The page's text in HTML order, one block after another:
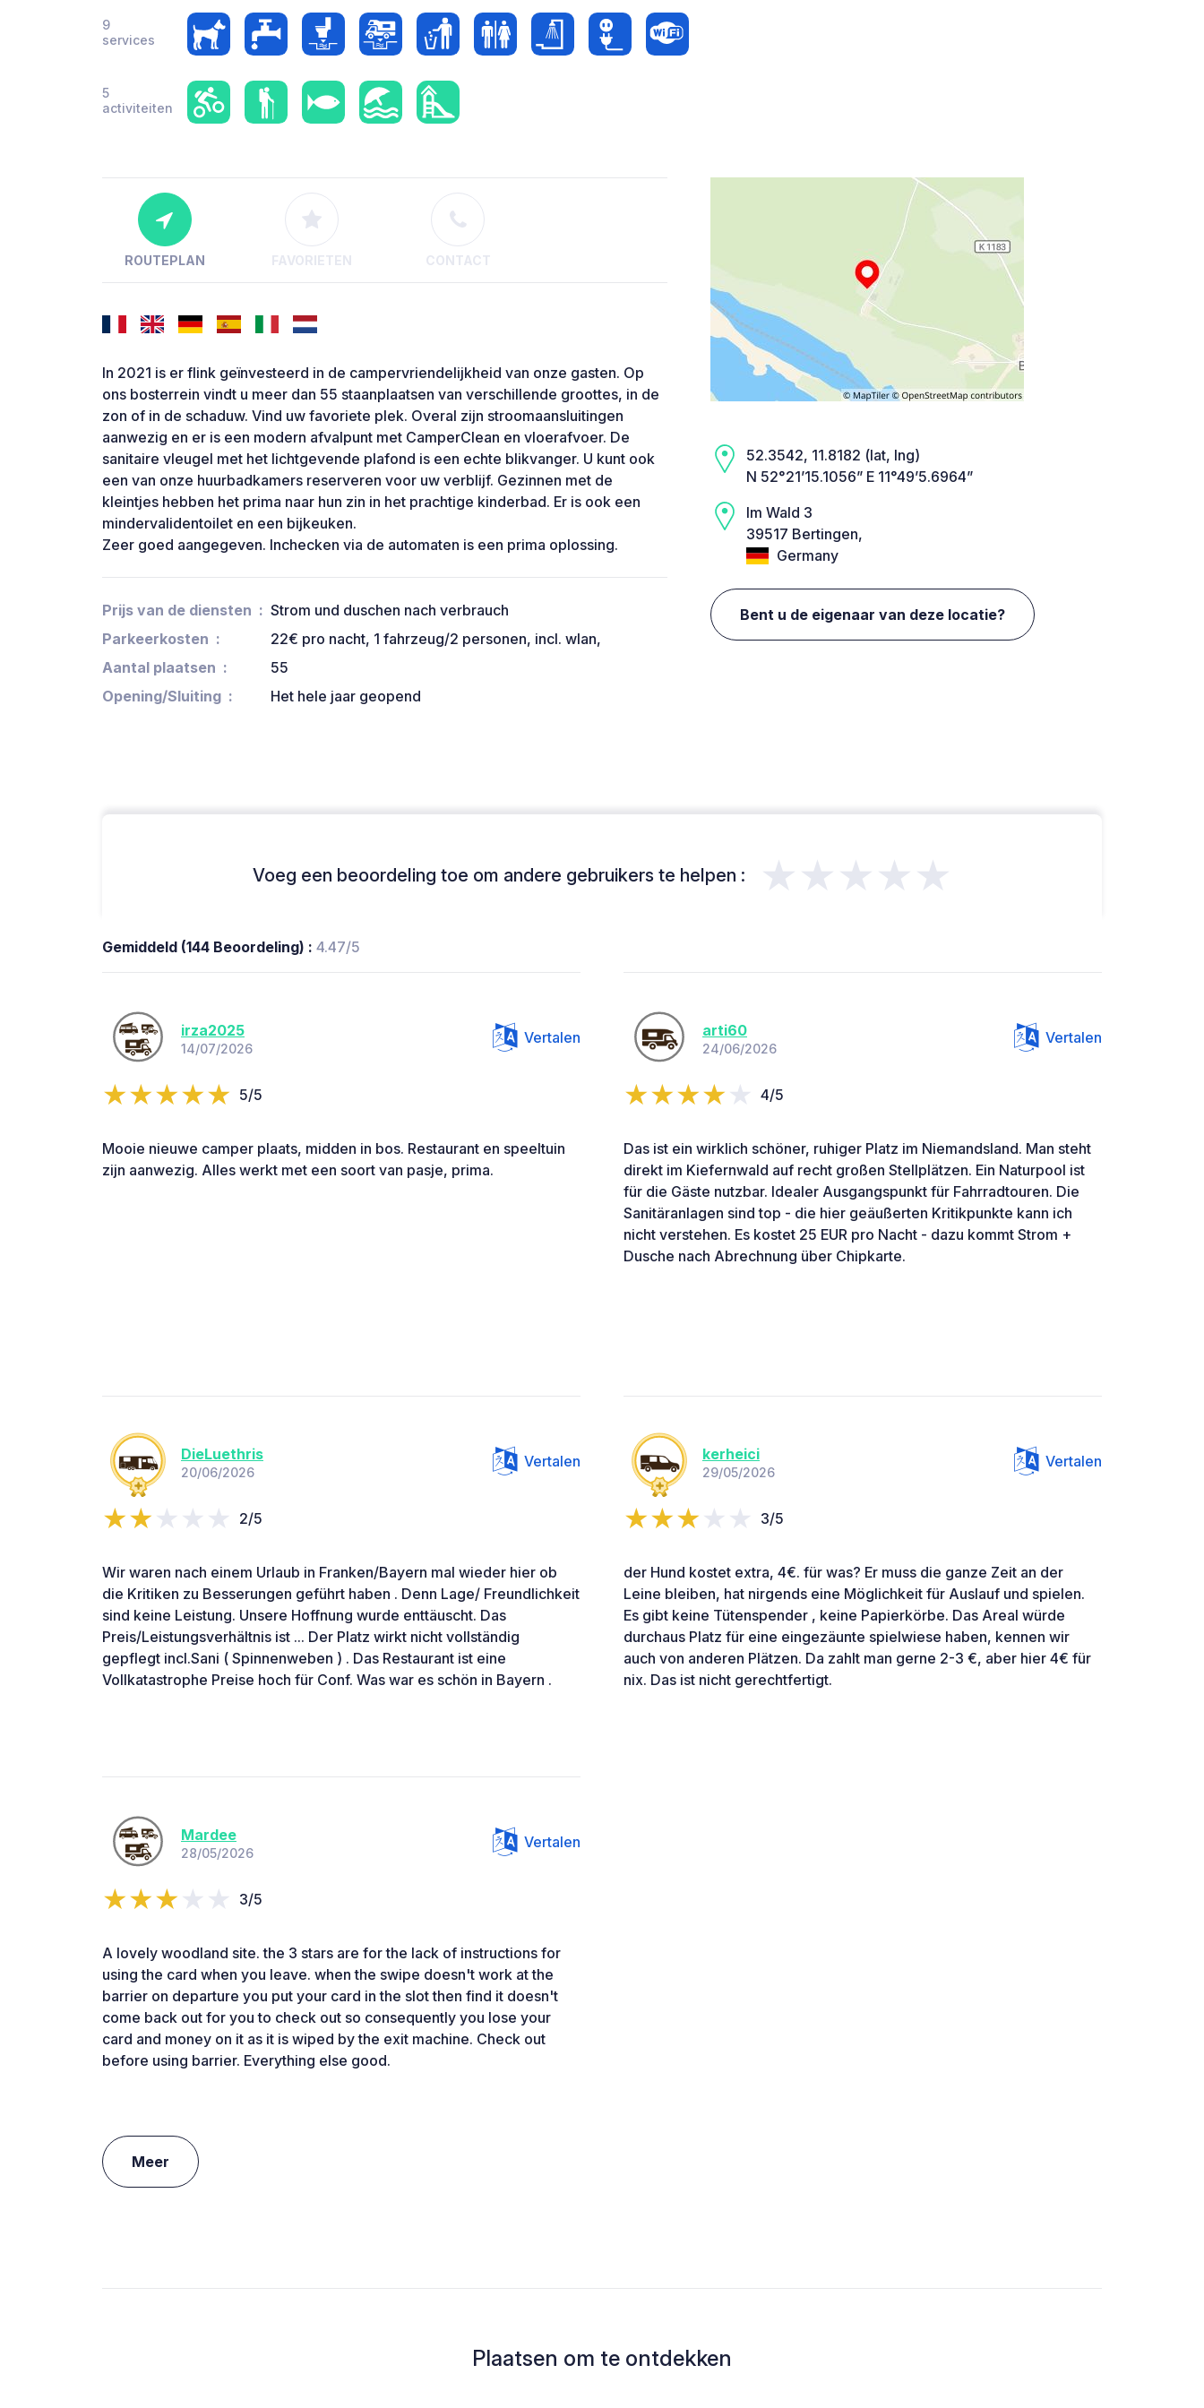
9
services
5
activiteiten
ROUTEPLAN FAVORIETEN CONTACT
In 2021 is er flink geïnvesteerd in de campervriendelijkheid van onze gasten. Op
ons bosterrein vindt u meer dan 55 staanplaatsen van verschillende groottes, in de
zon of in de schaduw. Vind uw favoriete plek. Overal zijn stroomaansluitingen
aanwezig en er is een modern afvalpunt met CamperClean en vloerafvoer. De
sanitaire vleugel met het lichtgevende plafond is een echte blikvanger. U kunt ook
een van onze huurbadkamers reserveren voor uw verblijf. Gezinnen met de
kleintjes hebben het prima naar hun zin in het prachtige kinderbad. Er is ook een
mindervalidentoilet en een bijkeuken.
Zeer goed aangegeven. Inchecken via de automaten is een prima oplossing.
Prijs van de diensten
Strom und duschen nach verbrauch
Parkeerkosten
22€ pro nacht, 1 fahrzeug/2 personen, incl. wlan,
Aantal plaatsen
55
Opening/Sluiting
Het hele jaar geopend
52.3542, 11.8182 (lat, lng)
N 52°21’15.1056” E 11°49’5.6964”
Im Wald 3
39517 Bertingen,
Germany
Bent u de eigenaar van deze locatie?
Voeg een beoordeling toe om andere gebruikers te helpen : ★★★★★
Gemiddeld (144 Beoordeling) : 4.47/5
irza2025
14/07/2026
Vertalen
5/5
Mooie nieuwe camper plaats, midden in bos. Restaurant en speeltuin
zijn aanwezig. Alles werkt met een soort van pasje, prima.
arti60
24/06/2026
Vertalen
4/5
Das ist ein wirklich schöner, ruhiger Platz im Niemandsland. Man steht
direkt im Kiefernwald auf recht großen Stellplätzen. Ein Naturpool ist
für die Gäste nutzbar. Idealer Ausgangspunkt für Fahrradtouren. Die
Sanitäranlagen sind top - die hier geäußerten Kritikpunkte kann ich
nicht verstehen. Es kostet 25 EUR pro Nacht - dazu kommt Strom +
Dusche nach Abrechnung über Chipkarte.
DieLuethris
20/06/2026
Vertalen
2/5
Wir waren nach einem Urlaub in Franken/Bayern mal wieder hier ob
die Kritiken zu Besserungen geführt haben . Denn Lage/ Freundlichkeit
sind keine Leistung. Unsere Hoffnung wurde enttäuscht. Das
Preis/Leistungsverhältnis ist ... Der Platz wirkt nicht vollständig
gepflegt incl.Sani ( Spinnenweben ) . Das Restaurant ist eine
Vollkatastrophe Preise hoch für Conf. Was war es schön in Bayern .
kerheici
29/05/2026
Vertalen
3/5
der Hund kostet extra, 4€. für was? Er muss die ganze Zeit an der
Leine bleiben, hat nirgends eine Möglichkeit für Auslauf und spielen.
Es gibt keine Tütenspender , keine Papierkörbe. Das Areal würde
durchaus Platz für eine eingezäunte spielwiese haben, kennen wir
auch von anderen Plätzen. Da zahlt man gerne 2-3 €, aber hier 4€ für
nix. Das ist nicht gerechtfertigt.
Mardee
28/05/2026
Vertalen
3/5
A lovely woodland site. the 3 stars are for the lack of instructions for
using the card when you leave. when the swipe doesn't work at the
barrier on departure you put your card in the slot then find it doesn't
come back out for you to check out so consequently you lose your
card and money on it as it is wiped by the exit machine. Check out
before using barrier. Everything else good.
Meer
Plaatsen om te ontdekken